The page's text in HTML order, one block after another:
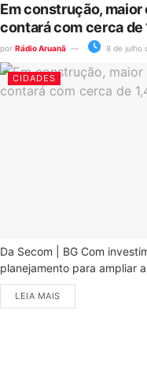
Em construção, maior
contará com cerca de
por Rádio Aruanã 8 de julho
CIDADES
Da Secom | BG Com
planejamento para ampliar
LEIA MAIS